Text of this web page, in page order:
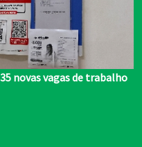
novas vagas de trabalho